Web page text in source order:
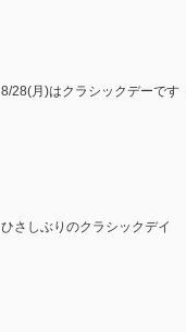
8/28(月)はクラシックデーです
ひさしぶりのクラシックデイ